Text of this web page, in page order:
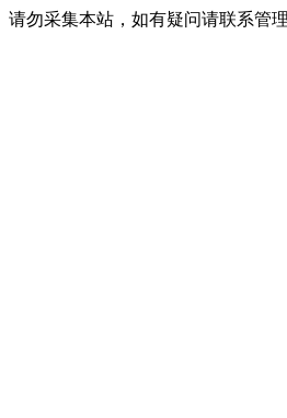
请勿采集本站，如有疑问请联系管理